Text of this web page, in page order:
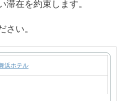
滞在を約束します。
さい。
浜ホテル